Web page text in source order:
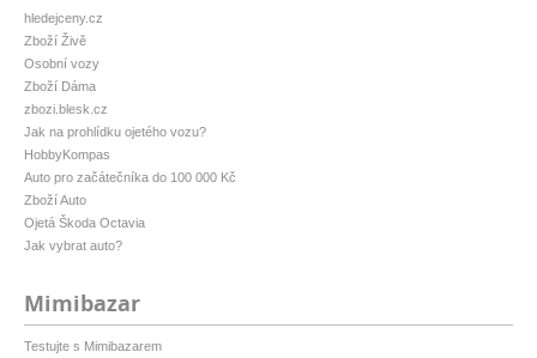
hledejceny.cz
Zboží Živě
Osobní vozy
Zboží Dáma
zbozi.blesk.cz
Jak na prohlídku ojetého vozu?
HobbyKompas
Auto pro začátečníka do 100 000 Kč
Zboží Auto
Ojetá Škoda Octavia
Jak vybrat auto?
Mimibazar
Testujte s Mimibazarem